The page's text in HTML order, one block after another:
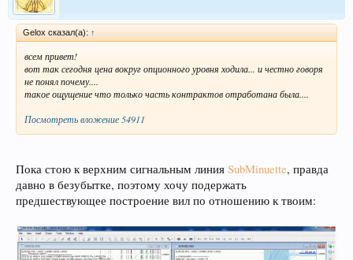
Gelox сказал(а): ↑
всем привет!
вот так сегодня цена вокруг опционного уровня ходила... и честно говоря
не понял почему....
такое ощущение что только часть контрактов отработана была....
Посмотреть вложение 54911
Пока стою к верхним сигнальным линия SubMinuette, правда
давно в безубытке, поэтому хочу подержать
предшествующее построение вил по отношению к твоим: